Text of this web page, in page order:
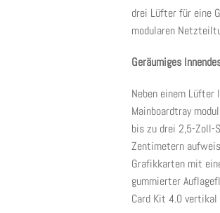
drei Lüfter für eine
modularen
Geräumiges
Neben einem Lüfter
Mainboardtray
bis zu drei 2,5-Zoll-
Zentimetern
Grafikkarten mit
gummierter
Card Kit 4.0